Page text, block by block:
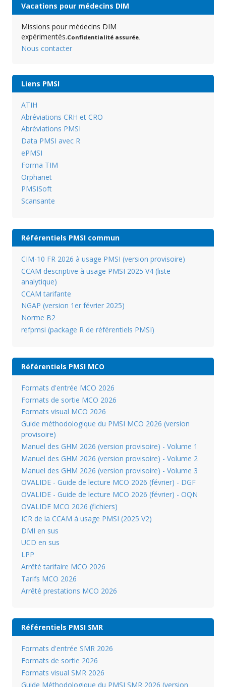
Vacations pour médecins DIM
Missions pour médecins DIM
expérimentés.Confidentialité assurée.
Nous contacter
Liens PMSI
ATIH
Abréviations CRH et CRO
Abréviations PMSI
Data PMSI avec R
ePMSI
Forma TIM
Orphanet
PMSISoft
Scansante
Référentiels PMSI commun
CIM-10 FR 2026 à usage PMSI (version provisoire)
CCAM descriptive à usage PMSI 2025 V4 (liste
analytique)
CCAM tarifante
NGAP (version 1er février 2025)
Norme B2
refpmsi (package R de référentiels PMSI)
Référentiels PMSI MCO
Formats d'entrée MCO 2026
Formats de sortie MCO 2026
Formats visual MCO 2026
Guide méthodologique du PMSI MCO 2026 (version
provisoire)
Manuel des GHM 2026 (version provisoire) - Volume 1
Manuel des GHM 2026 (version provisoire) - Volume 2
Manuel des GHM 2026 (version provisoire) - Volume 3
OVALIDE - Guide de lecture MCO 2026 (février) - DGF
OVALIDE - Guide de lecture MCO 2026 (février) - OQN
OVALIDE MCO 2026 (fichiers)
ICR de la CCAM à usage PMSI (2025 V2)
DMI en sus
UCD en sus
LPP
Arrêté tarifaire MCO 2026
Tarifs MCO 2026
Arrêté prestations MCO 2026
Référentiels PMSI SMR
Formats d'entrée SMR 2026
Formats de sortie 2026
Formats visual SMR 2026
Guide Méthodologique du PMSI SMR 2026 (version